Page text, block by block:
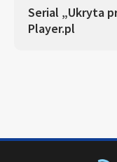
Serial „Ukryta
Player.pl